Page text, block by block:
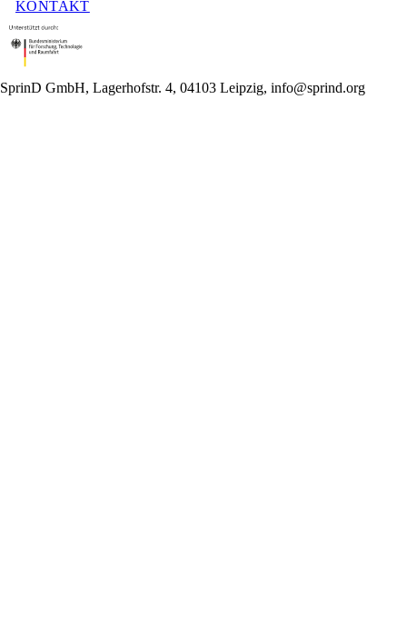
KONTAKT
SprinD GmbH, Lagerhofstr. 4, 04103 Leipzig, info@sprind.org